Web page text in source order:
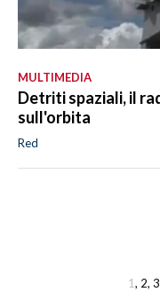
MULTIMEDIA
Detriti spaziali, il
sull'orbita
Red
1 2 3